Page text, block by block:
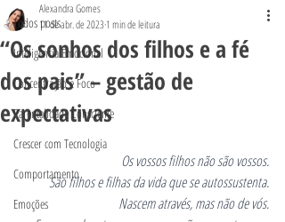
Todos posts
Inteligência Emocional
Concentração e Foco
Parentalidade Consciente
Crescer com Tecnologia
Comportamento
Emoções
“Os sonhos dos filhos e a fé
dos pais” – gestão de
expectativas
Alexandra Gomes
11 de abr. de 20231 min de leitura
Os vossos filhos não são vossos.
São filhos e filhas da vida que se autossustenta.
Nascem através, mas não de vós.